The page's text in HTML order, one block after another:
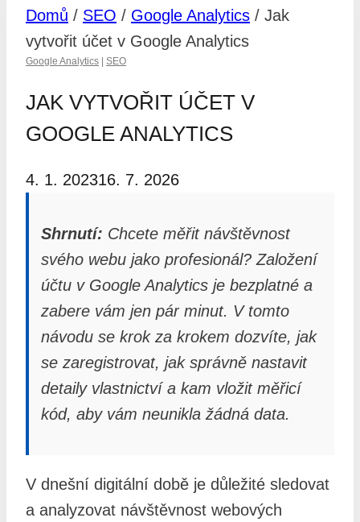
Domů / SEO / Google Analytics / Jak
vytvořit účet v Google Analytics
Google Analytics SEO
JAK VYTVOŘIT ÚČET V
GOOGLE ANALYTICS
4. 1. 202316. 7. 2026
Shrnutí: Chcete měřit návštěvnost
svého webu jako profesionál? Založení
účtu v Google Analytics je bezplatné a
zabere vám jen pár minut. V tomto
návodu se krok za krokem dozvíte, jak
se zaregistrovat, jak správně nastavit
detaily vlastnictví a kam vložit měřicí
kód, aby vám neunikla žádná data.
V dnešní digitální době je důležité sledovat
a analyzovat návštěvnost webových